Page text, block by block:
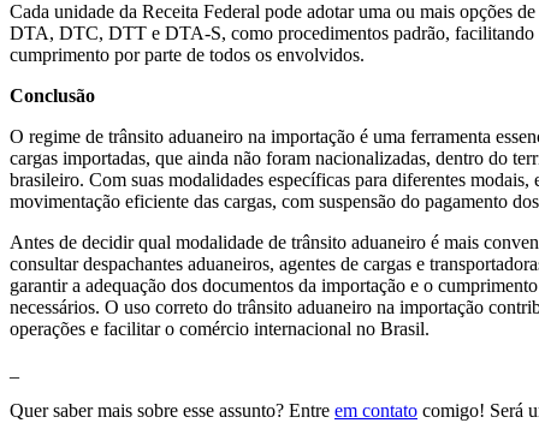
Cada unidade da Receita Federal pode adotar uma ou mais opções
DTA, DTC, DTT e DTA-S, como procedimentos padrão, facilitando
cumprimento por parte de todos os envolvidos.
Conclusão
O regime de trânsito aduaneiro na importação é uma ferramenta
cargas importadas, que ainda não foram nacionalizadas, dentro do
brasileiro. Com suas modalidades específicas para diferentes modais,
movimentação eficiente das cargas, com suspensão do pagamento
Antes de decidir qual modalidade de trânsito aduaneiro é mais
consultar despachantes aduaneiros, agentes de cargas e
garantir a adequação dos documentos da importação e o
necessários. O uso correto do trânsito aduaneiro na importação
operações e facilitar o comércio internacional no Brasil.
Quer saber mais sobre esse assunto? Entre em contato comigo! Será